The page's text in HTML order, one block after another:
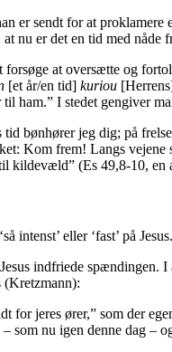
er sendt for at
nu er det en tid med nåde
forsøge at oversætte og
[et år/en tid] kuriou
ham.” I stedet gengiver
tid bønhører jeg dig; på
Kom frem! Langs vejene
kildevæld” (Es 49,8-10, en
intenst’ eller ‘fast’ på
indfriede spændingen. I
(Kretzmann):
for jeres ører,” som der
som nu igen denne dag –